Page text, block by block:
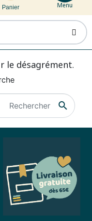
Panier Menu
le désagrément.
